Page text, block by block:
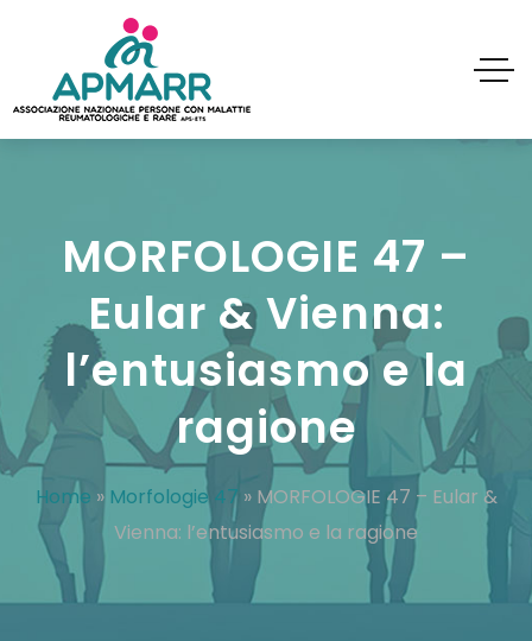
MORFOLOGIE 47 –
Eular & Vienna:
l’entusiasmo e la
ragione
Home » Morfologie 47 » MORFOLOGIE 47 – Eular &
Vienna: l’entusiasmo e la ragione